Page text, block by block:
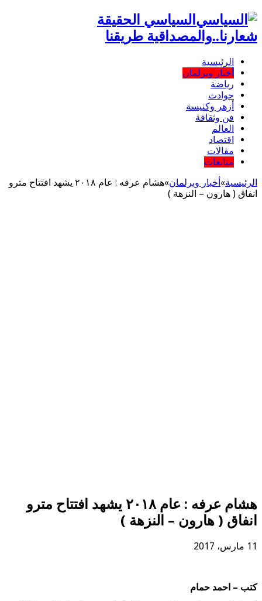
السياسي الحقيقة
شعارنا..والمصداقية طريقنا
الرئيسية
أخبار وبرلمان
رياضة
حوادث
أزهر وكنيسة
فن وثقافة
العالم
اقتصاد
مقالات
متابعات
الرئيسية»أخبار وبرلمان»
هشام عرفه : عام ٢٠١٨ يشهد افتتاح مترو
انفاق ( هارون – النزهة )
هشام عرفه : عام ٢٠١٨ يشهد افتتاح مترو
انفاق ( هارون – النزهة )
11 مارس، 2017
كتب – احمد حمام